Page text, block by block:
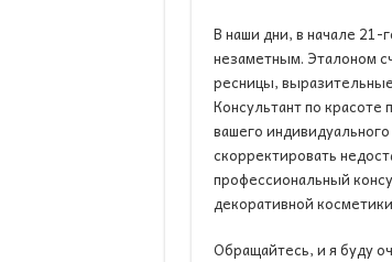
В наши дни, в начале 21-
незаметным. Эталоном
ресницы,
Консультант по красоте
вашего
скорректировать
профессиональный
декоративной
Обращайтесь, и я буду